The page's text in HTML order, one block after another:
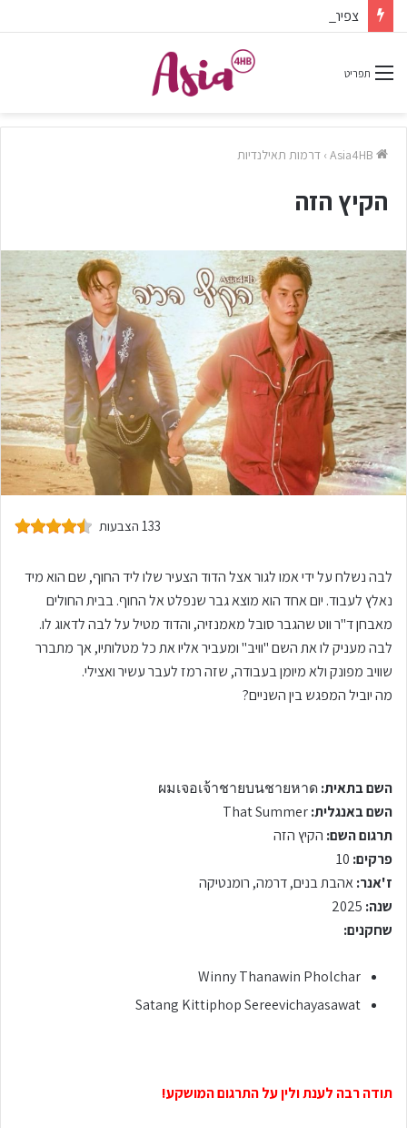
צפיתם בדרמה או סרט ונהניתם? אל תשכחו לפרגן בתגובות.
תפריט
› דרמות תאילנדיות
הקיץ הזה
133 הצבעות
לבה נשלח על ידי אמו לגור אצל הדוד הצעיר שלו ליד החוף, שם הוא מיד
נאלץ לעבוד. יום אחד הוא מוצא גבר שנפלט אל החוף. בבית החולים
מאבחן ד"ר ווט שהגבר סובל מאמנזיה, והדוד מטיל על לבה לדאוג לו.
לבה מעניק לו את השם "וויב" ומעביר אליו את כל מטלותיו, אך מתברר
שוויב מפונק ולא מיומן בעבודה, שזה רמז לעבר עשיר ואצילי.
מה יוביל המפגש בין השניים?
השם בתאית:
השם באנגלית:That Summer
תרגום השם: הקיץ הזה
פרקים:
ז'אנר:אהבת בנים, דרמה, רומנטיקה
שנה: 2025
שחקנים:
Winny Thanawin Pholchar
Satang Kittiphop Sereevichayasawat
תודה רבה לענת ולין על התרגום המושקע!